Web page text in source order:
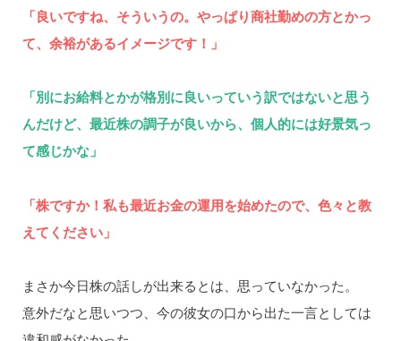
「良いですね、そういうの。やっぱり商社勤めの方とかっ
て、余裕があるイメージです！」
「別にお給料とかが格別に良いっていう訳ではないと思う
んだけど、最近株の調子が良いから、個人的には好景気っ
て感じかな」
「株ですか！私も最近お金の運用を始めたので、色々と教
えてください」
まさか今日株の話しが出来るとは、思っていなかった。
意外だなと思いつつ、今の彼女の口から出た一言としては